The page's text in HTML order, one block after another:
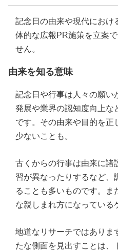
記念日の由来や現代におけ
体的な広報PR施策を立案
せん。
由来を知る意味
記念日や行事は人々の願い
発展や業界の認知度向上な
です。その由来や目的を正
少ないことも。
古くからの行事は由来に諸
習が異なったりするなど、
ることも多いものです。ま
な親しまれ方になっている
地道なリサーチではありま
たな側面を見出すことは、